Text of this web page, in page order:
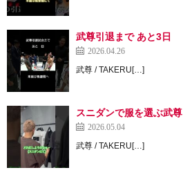
武尊引退まで あと3日
2026.04.26
武尊 / TAKERU[…]
スニダンで服を選ぶ武尊
2026.05.04
武尊 / TAKERU[…]